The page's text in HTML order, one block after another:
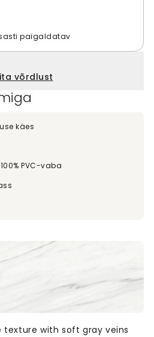
paigaldatav
võrdlust
käes
PVC-vaba
with soft gray veins